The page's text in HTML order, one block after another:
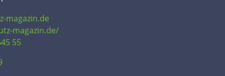
magazin.de
magazin.de/
55